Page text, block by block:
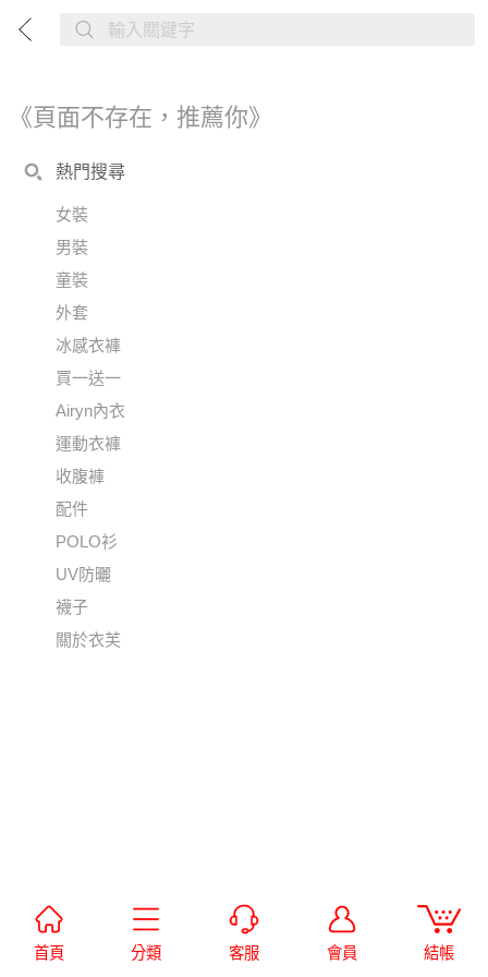
首頁 分類 客服 會員 結帳
《頁面不存在，推薦你》
熱門搜尋
女裝
男裝
童裝
外套
冰感衣褲
買一送一
Airyn內衣
運動衣褲
收腹褲
配件
POLO衫
UV防曬
襪子
關於衣芙